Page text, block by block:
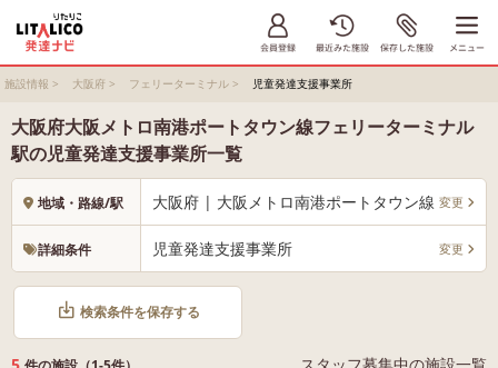
施設情報 > 大阪府 > フェリーターミナル > 児童発達支援事業所
大阪府大阪メトロ南港ポートタウン線フェリーターミナル
駅の児童発達支援事業所一覧
地域・路線/駅 大阪府 | 大阪メトロ南港ポートタウン線 フェリ
変更
詳細条件 児童発達支援事業所 変更
検索条件を保存する